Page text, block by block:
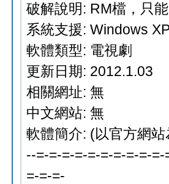
破解說明: RM檔，只
系統支援: Windows
軟體類型: 電視劇
更新日期: 2012.1.03
相關網址: 無
中文網站: 無
軟體簡介: (以官方網站
--=-=-=-=-=-=-=-=-=-
=-=-=-